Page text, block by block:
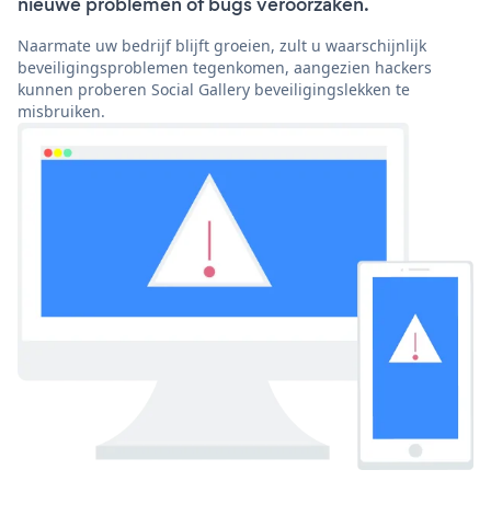
Naarmate uw bedrijf blijft groeien, zult u waarschijnlijk
beveiligingsproblemen tegenkomen, aangezien hackers
kunnen proberen Social Gallery beveiligingslekken te
misbruiken.